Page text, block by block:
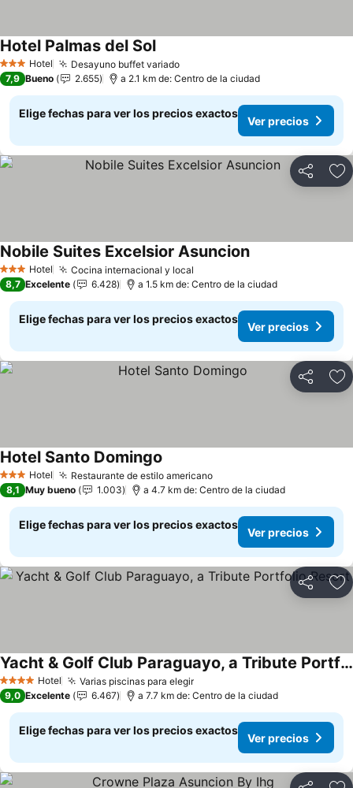
3 Estrellas
Hotel Desayuno buffet variadoVer precios
Hotel Palmas del SolVer precios
7,9 Bueno 2.655 a 2.1 km de: Centro de la ciudad
Elige fechas para ver los precios exactos
Ver precios
Compartir
3 Estrellas
Hotel Cocina internacional y local
Nobile Suites Excelsior AsuncionVer precios
8,7 Excelente 6.428 a 1.5 km de: Centro de la ciudad
Elige fechas para ver los precios exactos
Ver precios
Compartir
3 Estrellas
Hotel Restaurante de estilo americanoVer precios
Hotel Santo Domingo
8,1 Muy bueno 1.003 a 4.7 km de: Centro de la ciudad
Elige fechas para ver los precios exactos
Ver precios
Compartir
4 EstrellasHotel Varias piscinas para elegirVer precios
Yacht & Golf Club Paraguayo, a Tribute Portfolio Resort
Ver precios
9,0 Excelente 6.467 a 7.7 km de: Centro de la ciudad
Elige fechas para ver los precios exactos
Ver precios